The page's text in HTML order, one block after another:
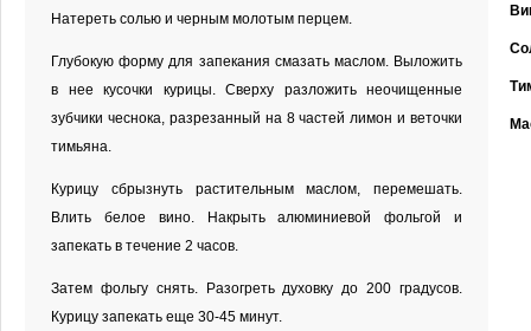
Натереть солью и черным молотым перцем.
Глубокую форму для запекания смазать маслом. Выложить
в нее кусочки курицы. Сверху разложить неочищенные
зубчики чеснока, разрезанный на 8 частей лимон и веточки
тимьяна.
Курицу сбрызнуть растительным маслом, перемешать.
Влить белое вино. Накрыть алюминиевой фольгой и
запекать в течение 2 часов.
Затем фольгу снять. Разогреть духовку до 200 градусов.
Курицу запекать еще 30-45 минут.